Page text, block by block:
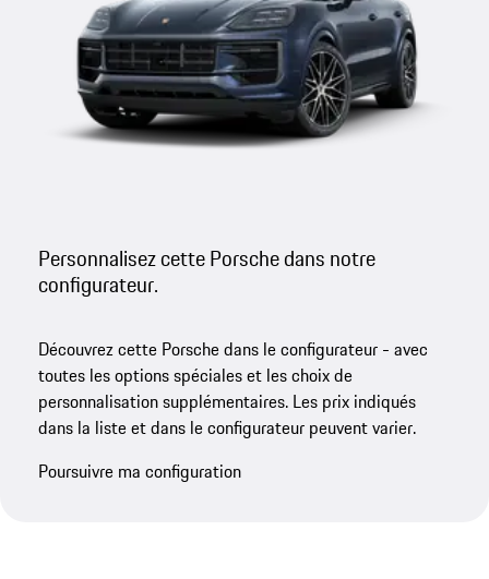
Personnalisez cette Porsche dans notre
configurateur.
Découvrez cette Porsche dans le configurateur - avec
toutes les options spéciales et les choix de
personnalisation supplémentaires. Les prix indiqués
dans la liste et dans le configurateur peuvent varier.
Poursuivre ma configuration